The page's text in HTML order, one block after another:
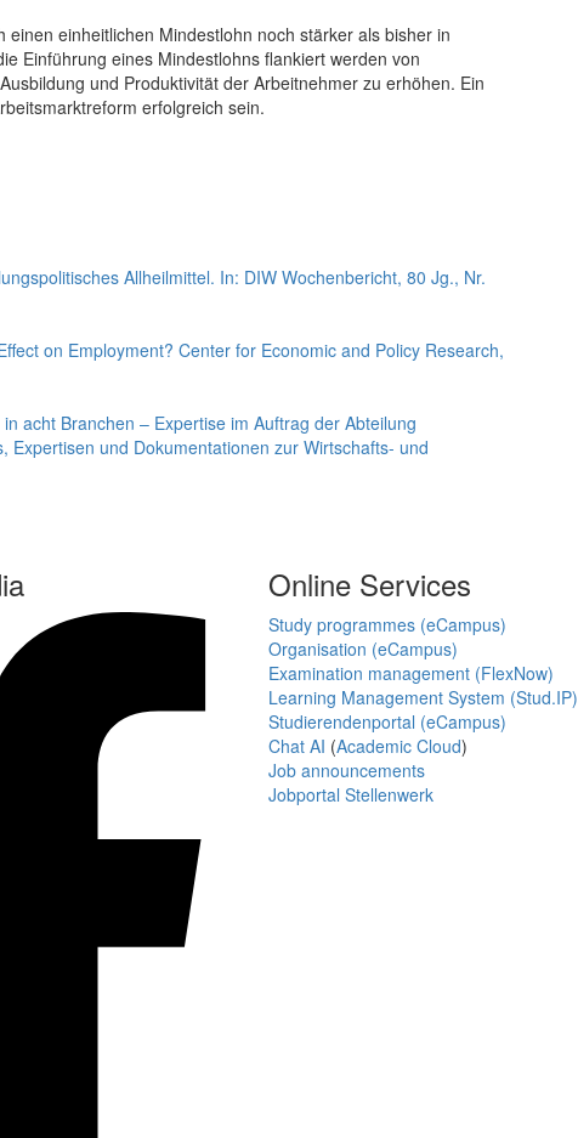
einheitlichen Mindestlohn noch stärker als bisher in
Einführung eines Mindestlohns flankiert werden von
und Produktivität der Arbeitnehmer zu erhöhen. Ein
erfolgreich sein.
Allheilmittel. In: DIW Wochenbericht, 80 Jg., Nr.
on Employment? Center for Economic and Policy Research,
acht Branchen – Expertise im Auftrag der Abteilung
und Dokumentationen zur Wirtschafts- und
Online Services
Study programmes (eCampus)
Organisation (eCampus)
Examination management (FlexNow)
Learning Management System (Stud.IP)
Studierendenportal (eCampus)
Chat AI (Academic Cloud)
Job announcements
Jobportal Stellenwerk